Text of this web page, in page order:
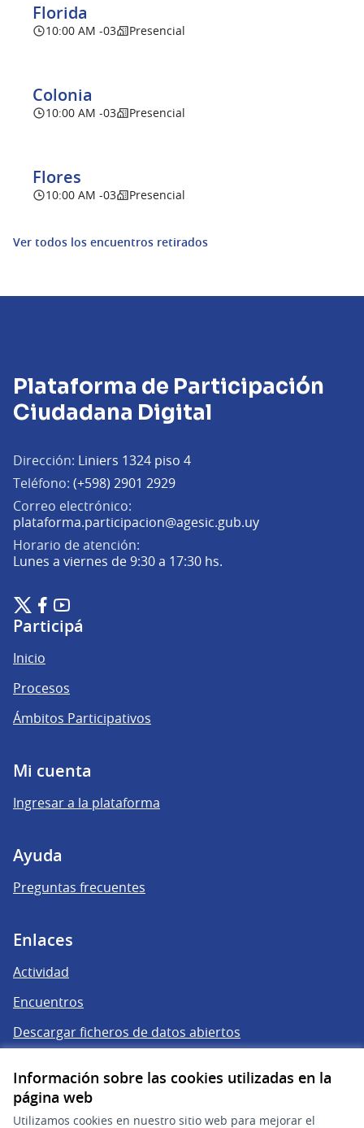
Información sobre las cookies utilizadas en la
página web
Utilizamos cookies en nuestro sitio web para mejorar el
Florida
10:00 AM -03 Presencial
Colonia
10:00 AM -03 Presencial
Flores
10:00 AM -03 Presencial
Ver todos los encuentros retirados
Plataforma de Participación
Ciudadana Digital
Dirección: Liniers 1324 piso 4
Teléfono: (+598) 2901 2929
Correo electrónico:
plataforma.participacion@agesic.gub.uy(Abrir en una
Horario de atención:
Lunes a viernes de 9:30 a 17:30 hs.
Plataforma de Participación Ciudadana Digital en X
(Enlace externo)
Plataforma de Participación Ciudadana Digital en Facebook
(Enlace externo)
Plataforma de Participación Ciudadana Digital en
(Enlace externo)
Participá
Inicio
Procesos
Ámbitos Participativos
Mi cuenta
Ingresar a la plataforma
Ayuda
Preguntas frecuentes
Enlaces
Actividad
Encuentros
Descargar ficheros de datos abiertos